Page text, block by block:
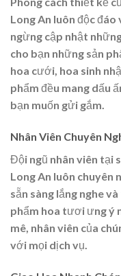
Long An luôn độc
ngừng cập nhật
cho bạn những sản
hoa cưới, hoa sinh
phẩm đều mang dấu
bạn muốn gửi gắm.
Nhân Viên Chuyên
Đội ngũ nhân viên tại
Long An luôn chuyên
sẵn sàng lắng nghe
phẩm hoa tươi ưng ý
mê, nhân viên của
với mọi dịch vụ.